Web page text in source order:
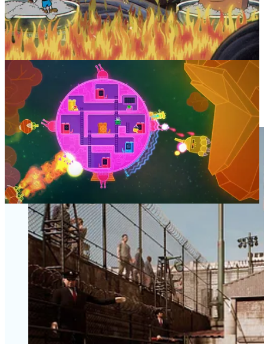
studio, Josef Fares, a débuté sa carrière dans le cinéma avant de se
réorienter vers le jeu vidéo1.
A Way Out, le premier titre du studio, met ainsi en scène l’évasion
de deux malfrats, Vincent et Leo, qui tentent de s’échapper d’une
prison de haute sécurité dans les années 70, un peu à la manière de
Clint Eastwood dans
L'Évadé d'Alcatraz
Très (trop ?) cinématographique, ce titre priorise malheureusement
sa mise en scène au détriment de sa jouabilité (trop de QTE !), et il a
fini par nous tomber des mains.